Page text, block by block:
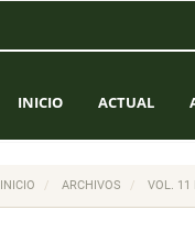
INICIO ACTUAL
INICIO ARCHIVOS VOL. 11